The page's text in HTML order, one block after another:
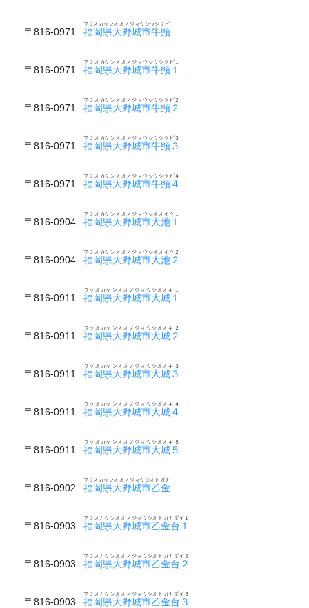
〒816-0971 福岡県大野城市牛頸
フクオカケンオオノジョウシウシクビ
〒816-0971 福岡県大野城市牛頸１
フクオカケンオオノジョウシウシクビ１
〒816-0971 福岡県大野城市牛頸２
フクオカケンオオノジョウシウシクビ２
〒816-0971 福岡県大野城市牛頸３
フクオカケンオオノジョウシウシクビ３
〒816-0971 福岡県大野城市牛頸４
フクオカケンオオノジョウシウシクビ４
〒816-0904 福岡県大野城市大池１
フクオカケンオオノジョウシオオイケ１
〒816-0904 福岡県大野城市大池２
フクオカケンオオノジョウシオオイケ２
〒816-0911 福岡県大野城市大城１
フクオカケンオオノジョウシオオキ１
〒816-0911 福岡県大野城市大城２
フクオカケンオオノジョウシオオキ２
〒816-0911 福岡県大野城市大城３
フクオカケンオオノジョウシオオキ３
〒816-0911 福岡県大野城市大城４
フクオカケンオオノジョウシオオキ４
〒816-0911 福岡県大野城市大城５
フクオカケンオオノジョウシオオキ５
〒816-0902 福岡県大野城市乙金
フクオカケンオオノジョウシオトガナ
〒816-0903 福岡県大野城市乙金台１
フクオカケンオオノジョウシオトガナダイ１
〒816-0903 福岡県大野城市乙金台２
フクオカケンオオノジョウシオトガナダイ２
〒816-0903 福岡県大野城市乙金台３
フクオカケンオオノジョウシオトガナダイ３